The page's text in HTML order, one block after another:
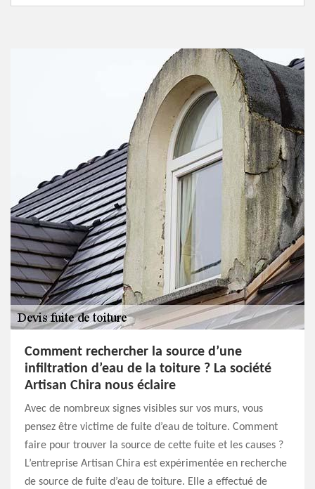
Comment rechercher la source d’une
infiltration d’eau de la toiture ? La société
Artisan Chira nous éclaire
Avec de nombreux signes visibles sur vos murs, vous
pensez être victime de fuite d’eau de toiture. Comment
faire pour trouver la source de cette fuite et les causes ?
L’entreprise Artisan Chira est expérimentée en recherche
de source de fuite d’eau de toiture. Elle a effectué de